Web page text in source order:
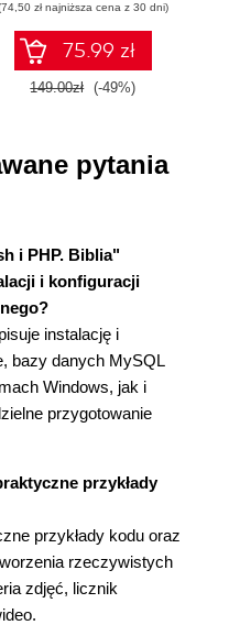
o Apache (56)
dokumentów z
(58)
(63)
sterujące? (66)
typów w PHP (71)
(73)
deweloperskie
Flasha (77)
(79)
się we
(80)
(81)
zł najniższa cena z 30 dni)
75.99 zł
149.00zł (-49%)
pytania
i PHP. Biblia"
i konfiguracji
instalację i
bazy danych MySQL
Windows, jak i
przygotowanie
przykłady
przykłady kodu oraz
rzeczywistych
zdjęć, licznik